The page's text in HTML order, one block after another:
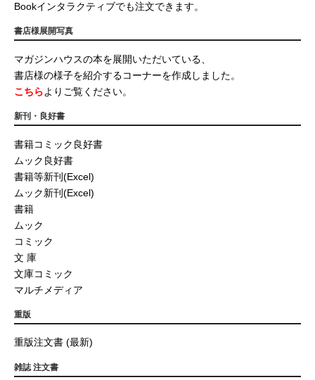
Bookインタラクティブでも注文できます。
書店様展開写真
マガジンハウスの本を展開いただいている、
書店様の様子を紹介するコーナーを作成しました。
こちらよりご覧ください。
新刊・良好書
書籍コミック良好書
ムック良好書
書籍等新刊(Excel)
ムック新刊(Excel)
書籍
ムック
コミック
文 庫
文庫コミック
マルチメディア
重版
重版注文書 (最新)
雑誌 注文書